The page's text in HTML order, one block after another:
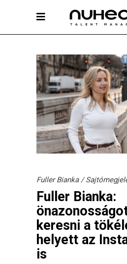
Fuller Bianka/
Fuller Bianka:
önazonosságot
keresni a
helyett az
is